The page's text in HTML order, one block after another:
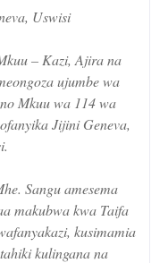
Uswisi
– Kazi, Ajira na
ujumbe wa
Mkuu wa 114 wa
Jijini Geneva,
Sangu amesema
makubwa kwa Taifa
kusimamia
kulingana na